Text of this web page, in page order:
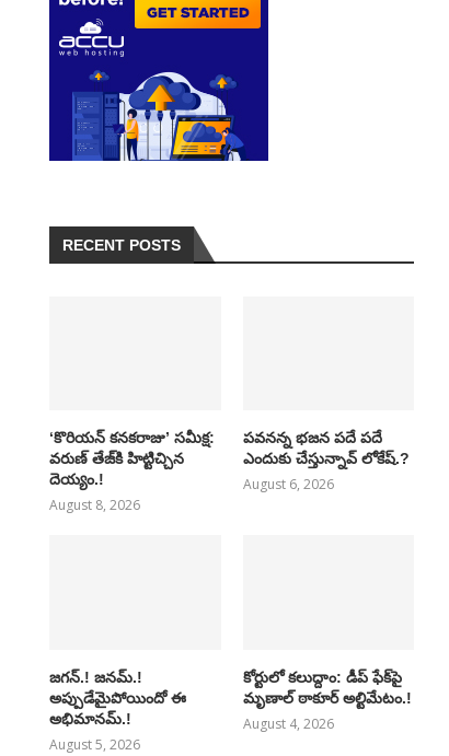
RECENT POSTS
‘కొరియన్ కనకరాజు’ సమీక్ష:
వరుణ్ తేజ్‌కి హిట్టిచ్చిన
దెయ్యం.!
August 8, 2026
పవనన్న భజన పదే పదే
ఎందుకు చేస్తున్నావ్ లోకేష్.?
August 6, 2026
జగన్.! జనమ్.!
అప్పుడేమైపోయిందో ఈ
అభిమానమ్.!
August 5, 2026
కోర్టులో కలుద్దాం: డీప్ ఫేక్‌పై
మృణాల్ ఠాకూర్ అల్టిమేటం.!
August 4, 2026